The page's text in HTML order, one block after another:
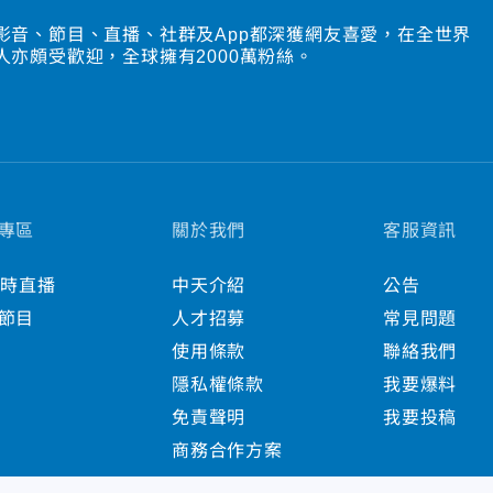
音、節目、直播、社群及App都深獲網友喜愛，在全世界
亦頗受歡迎，全球擁有2000萬粉絲。
區
直播
目
關於我們
中天介紹
人才招募
使用條款
隱私權條款
免責聲明
商務合作方案
客服資訊
公告
常見問題
聯絡我們
我要爆料
我要投稿